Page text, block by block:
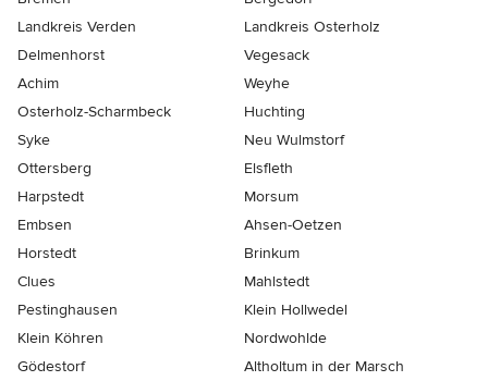
Landkreis Verden
Landkreis Osterholz
Delmenhorst
Vegesack
Achim
Weyhe
Osterholz-Scharmbeck
Huchting
Syke
Neu Wulmstorf
Ottersberg
Elsfleth
Harpstedt
Morsum
Embsen
Ahsen-Oetzen
Horstedt
Brinkum
Clues
Mahlstedt
Pestinghausen
Klein Hollwedel
Klein Köhren
Nordwohlde
Gödestorf
Altholtum in der Marsch